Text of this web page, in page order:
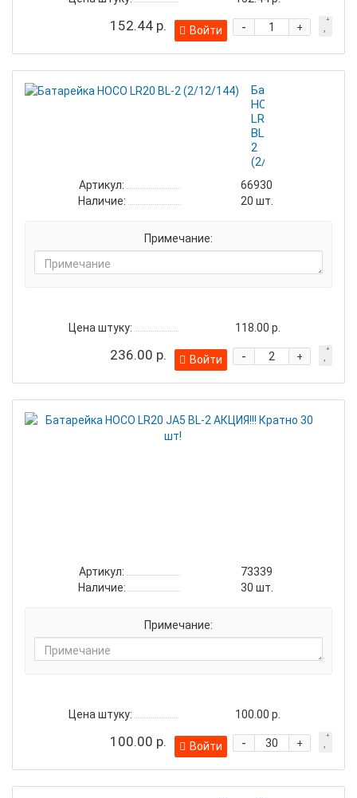
152.44 р. +
-
Войти
Батарейка
HOCO
LR20
BL-
2
(2/12/144)
Артикул:
66930
Наличие:
20 шт.
Примечание:
Цена штуку: 118.00 р.
236.00 р. +
-
Войти
Артикул:
73339
Наличие:
30 шт.
Примечание:
Цена штуку: 100.00 р.
100.00 р. +
-
Войти